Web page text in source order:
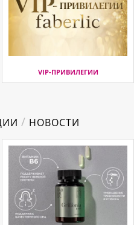
VIP-ПРИВИЛЕГИИ
/ НОВОСТИ